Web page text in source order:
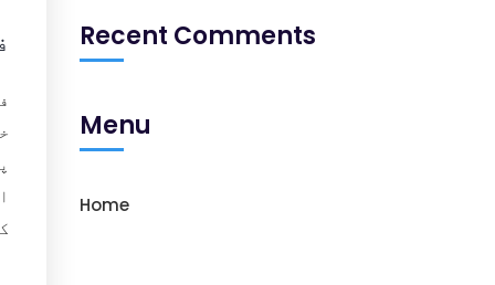
Recent Comments
Menu
Home